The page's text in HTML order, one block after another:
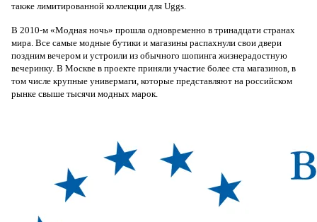
также лимитированной коллекции для Uggs.
В 2010-м «Модная ночь» прошла одновременно в тринадцати странах
мира. Все самые модные бутики и магазины распахнули свои двери
поздним вечером и устроили из обычного шопинга жизнерадостную
вечеринку. В Москве в проекте приняли участие более ста магазинов, в
том числе крупные универмаги, которые представляют на российском
рынке свыше тысячи модных марок.